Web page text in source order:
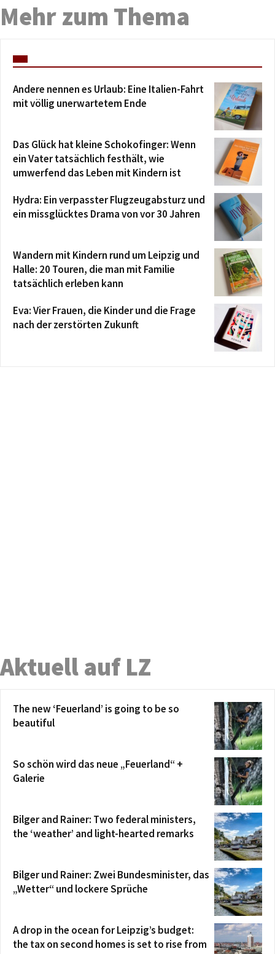
Mehr zum Thema
Andere nennen es Urlaub: Eine Italien-Fahrt
mit völlig unerwartetem Ende
Das Glück hat kleine Schokofinger: Wenn
ein Vater tatsächlich festhält, wie
umwerfend das Leben mit Kindern ist
Hydra: Ein verpasster Flugzeugabsturz und
ein missglücktes Drama von vor 30 Jahren
Wandern mit Kindern rund um Leipzig und
Halle: 20 Touren, die man mit Familie
tatsächlich erleben kann
Eva: Vier Frauen, die Kinder und die Frage
nach der zerstörten Zukunft
Aktuell auf LZ
The new ‘Feuerland’ is going to be so
beautiful
So schön wird das neue „Feuerland“ +
Galerie
Bilger and Rainer: Two federal ministers,
the ‘weather’ and light-hearted remarks
Bilger und Rainer: Zwei Bundesminister, das
„Wetter“ und lockere Sprüche
A drop in the ocean for Leipzig’s budget:
the tax on second homes is set to rise from